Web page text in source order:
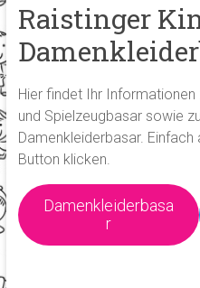
Raistinger
Hier findet Ihr
und Spielzeugbasar sowie
Damenkleiderbasar.
Button klicken.
Damenkleiderbasa
r